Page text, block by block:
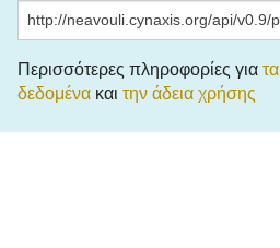
Περισσότερες πληροφορίες για τα
δεδομένακαι την άδεια χρήσης